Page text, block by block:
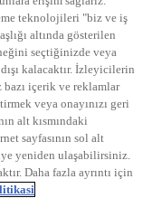
teknolojileri "biz ve iş
altında gösterilen
seçtiğinizde veya
kalacaktır. İzleyicilerin
bazı içerik ve reklamlar
veya onayınızı geri
alt kısmındaki
sayfasının sol alt
yeniden ulaşabilirsiniz.
Daha fazla ayrıntı için